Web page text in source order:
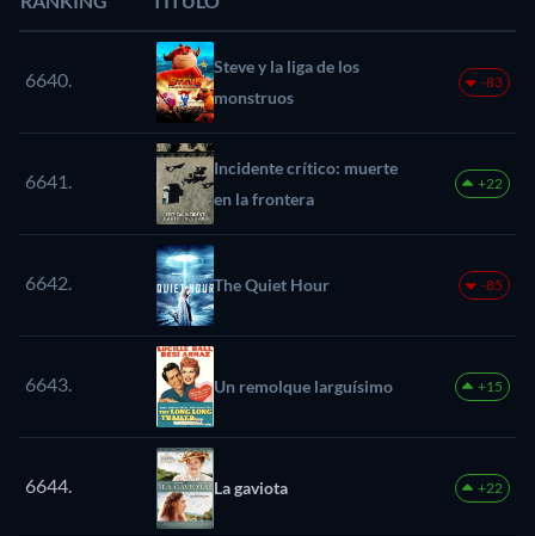
6640.
Steve y la liga de los
monstruos
-83
6641.
Incidente crítico: muerte
en la frontera
+22
6642. The Quiet Hour -85
6643. Un remolque larguísimo +15
6644. La gaviota +22